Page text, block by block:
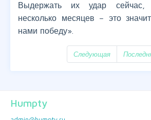
Выдержать их удар
несколько месяцев – это
нами победу».
Следующая
Humpty